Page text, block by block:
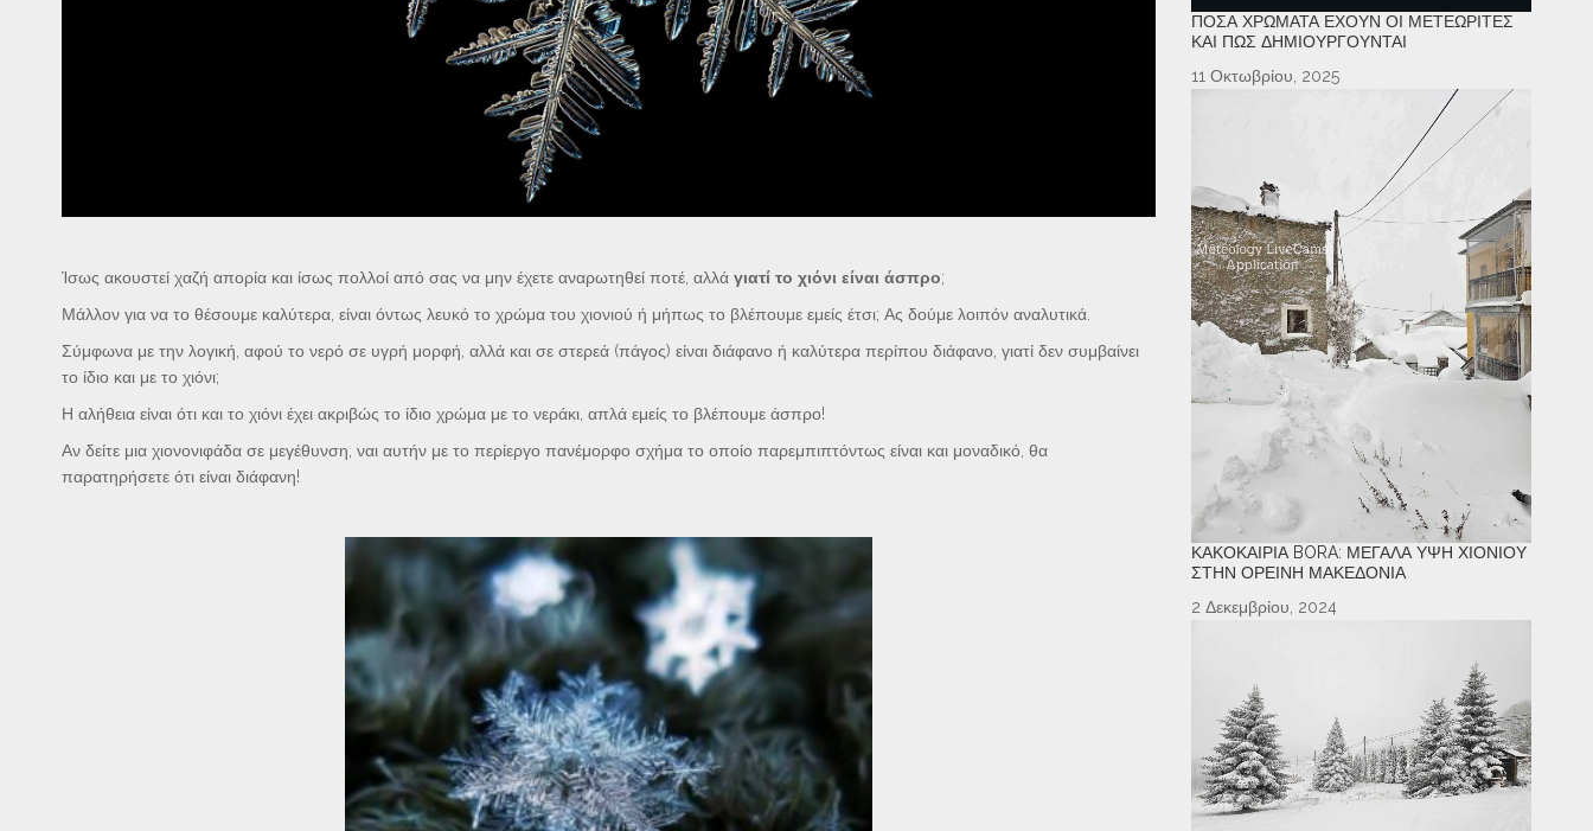
Ίσως ακουστεί χαζή απορία και ίσως πολλοί από σας να μην έχετε αναρωτηθεί ποτέ, αλλά γιατί το χιόνι είναι άσπρο;
Μάλλον για να το θέσουμε καλύτερα, είναι όντως λευκό το χρώμα του χιονιού ή μήπως το βλέπουμε εμείς έτσι; Ας δούμε λοιπόν αναλυτικά.
Σύμφωνα με την λογική, αφού το νερό σε υγρή μορφή, αλλά και σε στερεά (πάγος) είναι διάφανο ή καλύτερα περίπου διάφανο, γιατί δεν συμβαίνει
το ίδιο και με το χιόνι;
Η αλήθεια είναι ότι και το χιόνι έχει ακριβώς το ίδιο χρώμα με το νεράκι, απλά εμείς το βλέπουμε άσπρο!
Αν δείτε μια χιονονιφάδα σε μεγέθυνση, ναι αυτήν με το περίεργο πανέμορφο σχήμα το οποίο παρεμπιπτόντως είναι και μοναδικό, θα
παρατηρήσετε ότι είναι διάφανη!
ΠΌΣΑ ΧΡΏΜΑΤΑ ΈΧΟΥΝ ΟΙ ΜΕΤΕΩΡΊΤΕΣ
ΚΑΙ ΠΏΣ ΔΗΜΙΟΥΡΓΟΎΝΤΑΙ
11 Οκτωβρίου, 2025
ΚΑΚΟΚΑΙΡΊΑ BORA: ΜΕΓΆΛΑ ΎΨΗ ΧΙΟΝΙΟΎ
ΣΤΗΝ ΟΡΕΙΝΉ ΜΑΚΕΔΟΝΊΑ
2 Δεκεμβρίου, 2024